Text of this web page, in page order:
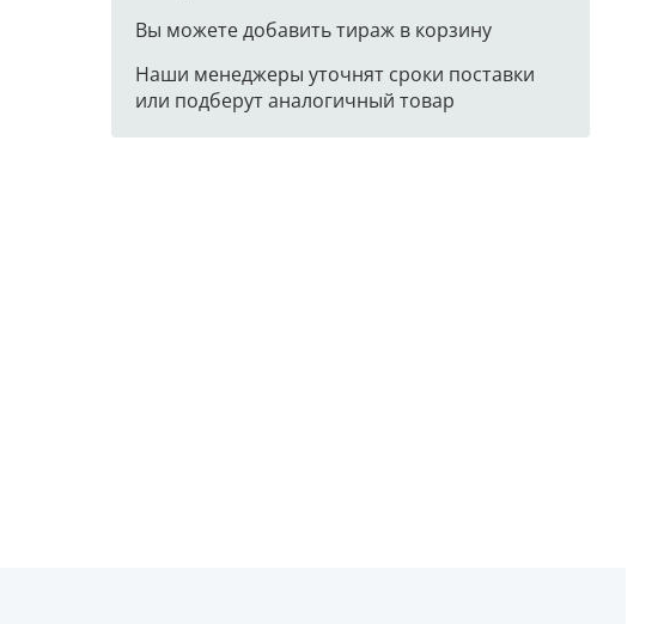
Вы можете добавить тираж в корзину
Наши менеджеры уточнят сроки поставки
или подберут аналогичный товар